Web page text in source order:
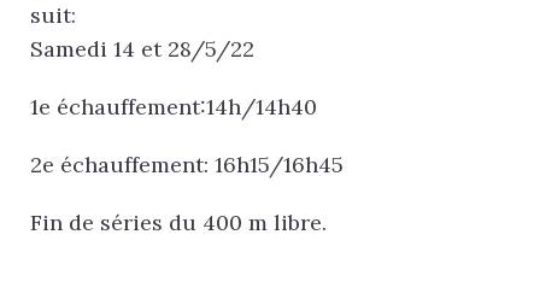
suit:
Samedi 14 et 28/5/22
1e échauffement:14h/14h40
2e échauffement: 16h15/16h45
Fin de séries du 400 m libre.